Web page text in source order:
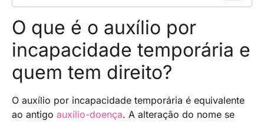
O que é o auxílio por
incapacidade temporária e
quem tem direito?
O auxílio por incapacidade temporária é equivalente
ao antigo auxílio-doença. A alteração do nome se